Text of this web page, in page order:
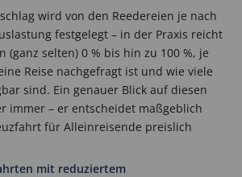
wird von den Reedereien je nach
festgelegt – in der Praxis reicht
(ganz selten) 0 % bis hin zu 100 %, je
Reise nachgefragt ist und wie viele
sind. Ein genauer Blick auf diesen
immer – er entscheidet maßgeblich
für Alleinreisende preislich
mit reduziertem